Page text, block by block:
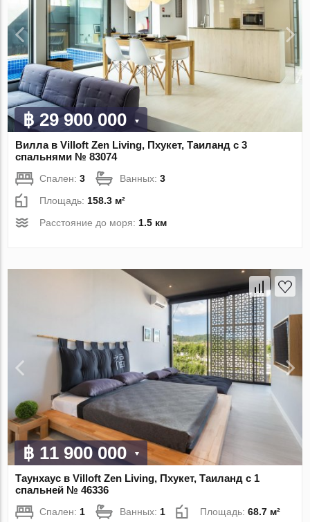
฿ 29 900 000
Вилла в Villoft Zen Living, Пхукет, Таиланд с 3
спальнями № 83074
Спален:3 Ванных:3
Площадь: 158.3 м²
Расстояние до моря: 1.5 км
฿ 11 900 000
Таунхаус в Villoft Zen Living, Пхукет, Таиланд с 1
спальней № 46336
Спален: 1 Ванных: 1 Площадь:68.7 м²